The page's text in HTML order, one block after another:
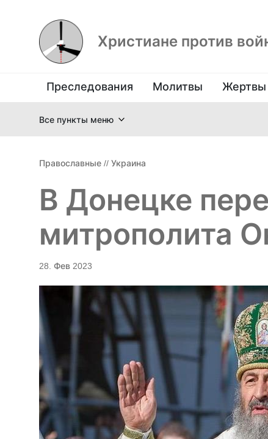
Христиане против
Преследования Молитвы Жертвы
Все пункты меню
Православные // Украина
В Донецке
митрополита
28. Фев 2023